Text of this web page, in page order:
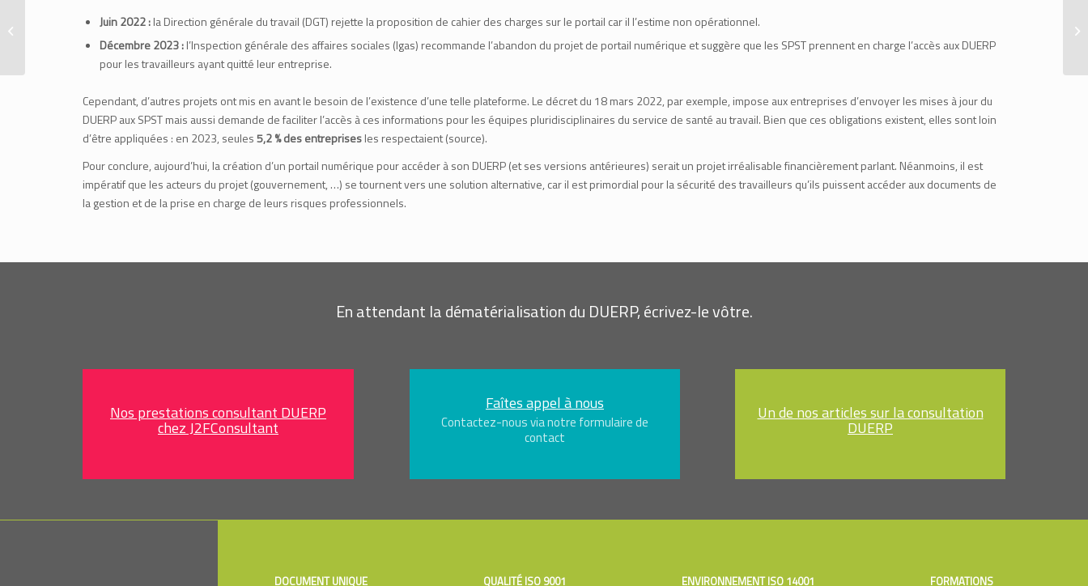
Juin 2022 :la Direction générale du travail (DGT) rejette la proposition de cahier des charges sur le portail car il l’estime non opérationnel.
Décembre 2023 :l’Inspection générale des affaires sociales (Igas) recommande l’abandon du projet de portail numérique et suggère que les SPST prennent en charge l’accès aux DUERP
pour les travailleurs ayant quitté leur entreprise.
Cependant, d’autres projets ont mis en avant le besoin de l’existence d’une telle plateforme. Le décret du 18 mars 2022, par exemple, impose aux entreprises d’envoyer les mises à jour du
DUERP aux SPST mais aussi demande de faciliter l’accès à ces informations pour les équipes pluridisciplinaires du service de santé au travail. Bien que ces obligations existent, elles sont loin
d’être appliquées : en 2023, seules5,2 % des entreprisesles respectaient (source).
Pour conclure, aujourd’hui, la création d’un portail numérique pour accéder à son DUERP (et ses versions antérieures) serait un projet irréalisable financièrement parlant. Néanmoins, il est
impératif que les acteurs du projet (gouvernement, …) se tournent vers une solution alternative, car il est primordial pour la sécurité des travailleurs qu’ils puissent accéder aux documents de
la gestion et de la prise en charge de leurs risques professionnels.
En attendant la dématérialisation du DUERP, écrivez-le vôtre.
Nos prestations consultant DUERP
chez J2FConsultant
Faîtes appel à nous
Contactez-nous via notre formulaire de
contact
Un de nos articles sur la consultation
DUERP
DOCUMENT UNIQUE QUALITÉ ISO 9001 ENVIRONNEMENT ISO 14001 FORMATIONS
Le permis de feu :
comment fonctionne ce
document obligatoire ?